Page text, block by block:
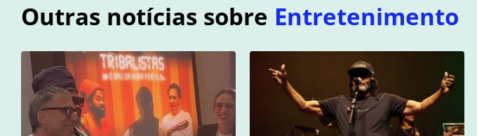
Outras notícias sobre Entretenimento